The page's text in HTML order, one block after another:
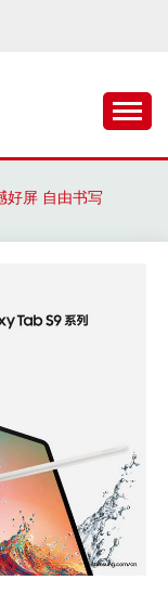
屏 自由书写